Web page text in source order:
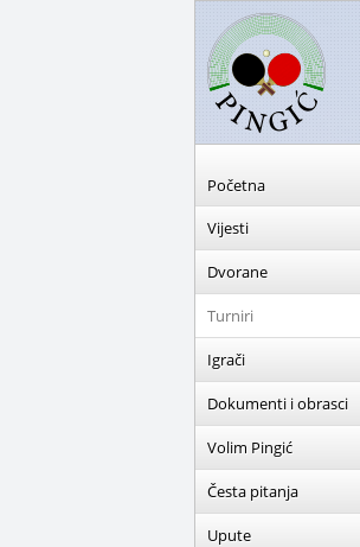
Početna
Vijesti
Dvorane
Turniri
Igrači
Dokumenti i obrasci
Volim Pingić
Česta pitanja
Upute